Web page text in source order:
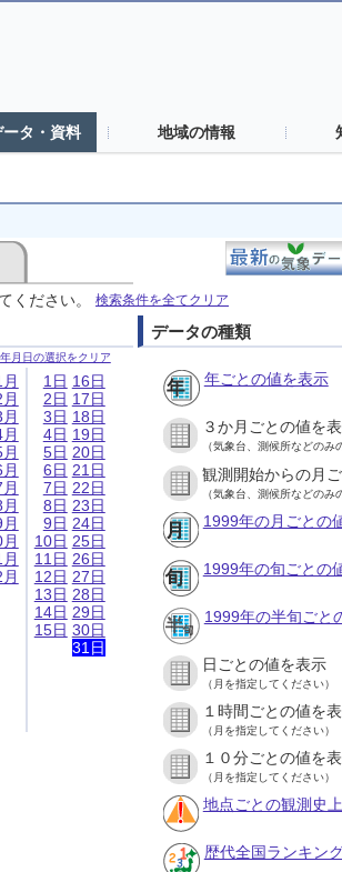
タ・資料 地域の情報
ください。 検索条件を全てクリア
年月日の選択をクリア
月
月
1日
2日
3日
4日
5日
6日
7日
8日
9日
10日
11日
12日
13日
14日
15日
16日
17日
18日
19日
20日
21日
22日
23日
24日
25日
26日
27日
28日
29日
30日
31日
データの種類
年ごとの値を表示
３か月ごとの値を
（気象台、測候所などのみ
観測開始からの月
（気象台、測候所などのみ
1999年の月ごとの
1999年の旬ごとの
1999年の半旬ごと
日ごとの値を表示
（月を指定してください）
１時間ごとの値を
（月を指定してください）
１０分ごとの値を
（月を指定してください）
地点ごとの観測史
歴代全国ランキン